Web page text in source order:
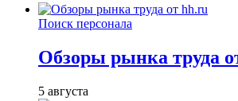
Поиск персонала
Обзоры рынка труда
5 августа